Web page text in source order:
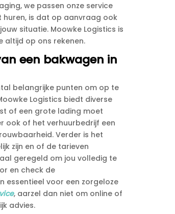
we passen onze service
huren, is dat op aanvraag ook
situatie.​ Moowke Logistics is
altijd op ons rekenen.​
een bakwagen in
belangrijke punten om op te
Logistics biedt diverse
of een grote lading moet
ook of het verhuurbedrijf een
Verder is het
zijn en of de tarieven
geregeld om jou volledig te
en check de
essentieel voor een zorgeloze
, aarzel dan niet om online of
advies.​